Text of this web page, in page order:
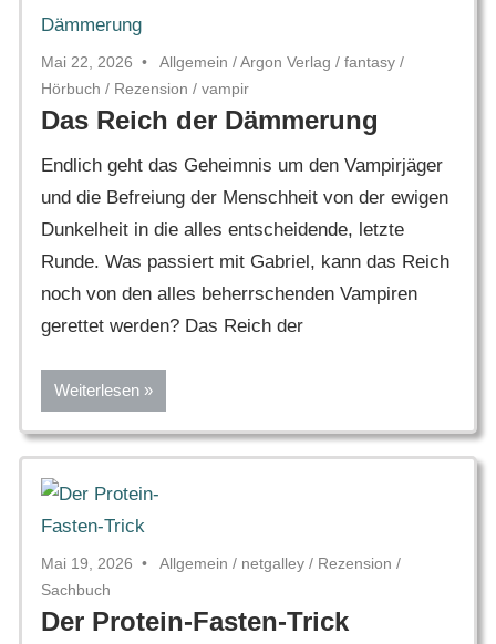
Mai 22, 2026 Allgemein /Argon Verlag / fantasy /
Hörbuch / Rezension / vampir
Das Reich der Dämmerung
Endlich geht das Geheimnis um den Vampirjäger
und die Befreiung der Menschheit von der ewigen
Dunkelheit in die alles entscheidende, letzte
Runde. Was passiert mit Gabriel, kann das Reich
noch von den alles beherrschenden Vampiren
gerettet werden? Das Reich der
Weiterlesen
Mai 19, 2026 Allgemein / netgalley / Rezension /
Sachbuch
Der Protein-Fasten-Trick